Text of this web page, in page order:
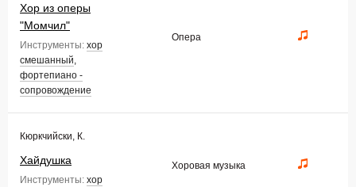
Хор из оперы
"Момчил"
Инструменты: хор
смешанный,
фортепиано -
сопровождение
Опера
Кюркчийски, К.
Хайдушка
Инструменты: хор
Хоровая музыка